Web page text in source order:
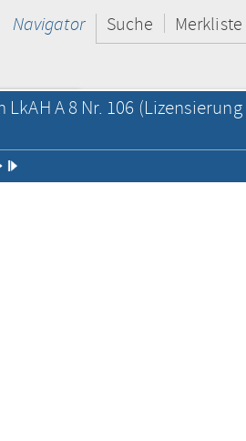
Navigator Suche Merkliste
A 8 Nr. 106